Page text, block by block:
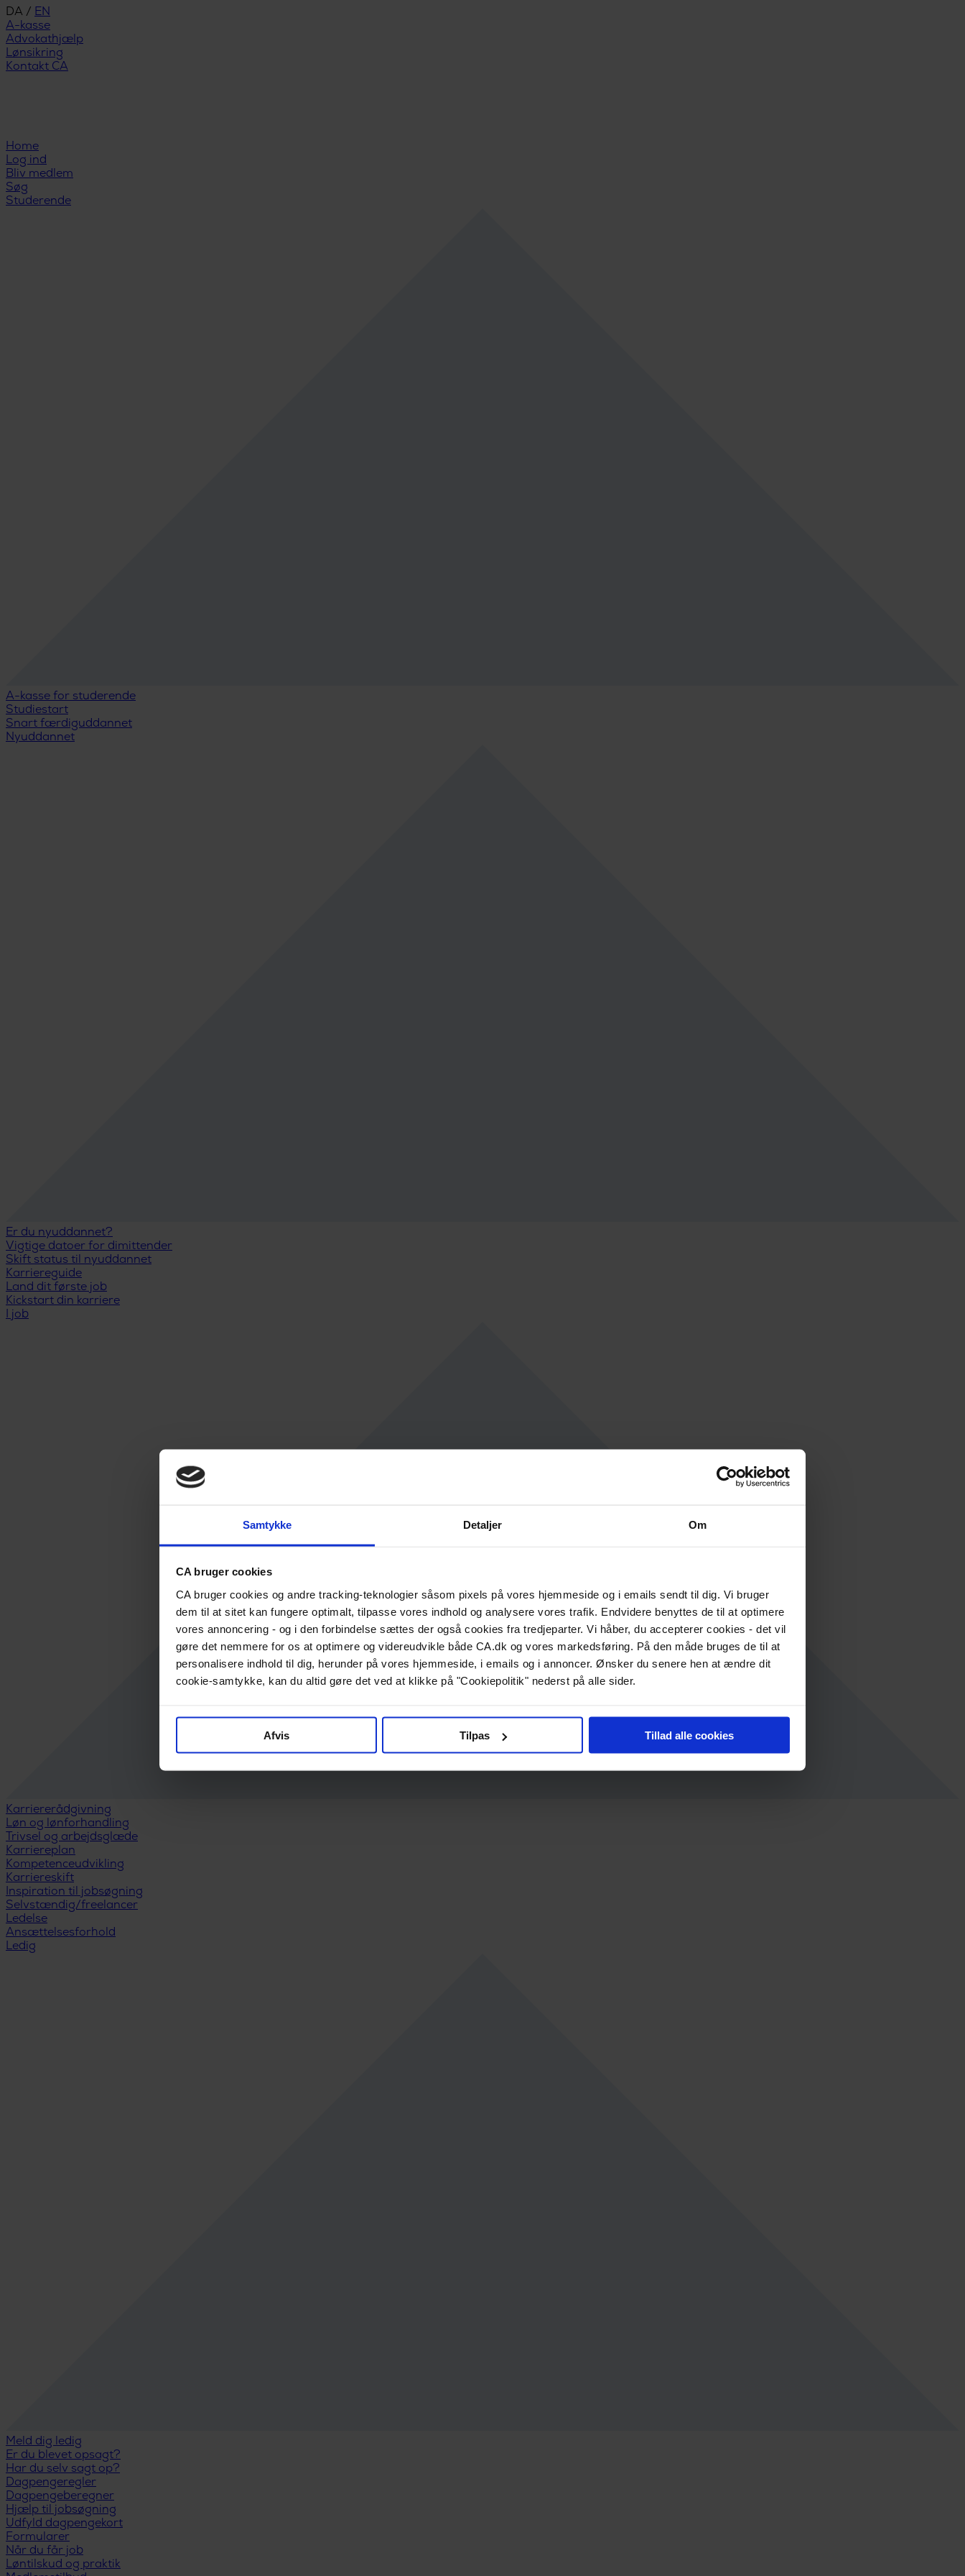
Samtykke Detaljer Om
CA bruger cookies
CA bruger cookies og andre tracking-teknologier såsom pixels på vores hjemmeside og i emails sendt til dig. Vi bruger
dem til at sitet kan fungere optimalt, tilpasse vores indhold og analysere vores trafik. Endvidere benyttes de til at optimere
vores annoncering - og i den forbindelse sættes der også cookies fra tredjeparter. Vi håber, du accepterer cookies - det vil
gøre det nemmere for os at optimere og videreudvikle både CA.dk og vores markedsføring. På den måde bruges de til at
personalisere indhold til dig, herunder på vores hjemmeside, i emails og i annoncer. Ønsker du senere hen at ændre dit
cookie-samtykke, kan du altid gøre det ved at klikke på "Cookiepolitik" nederst på alle sider.
Afvis Tilpas Tillad alle cookies
DA / EN
A-kasse
Advokathjælp
Lønsikring
Kontakt CA
Home
Log ind
Bliv medlem
Søg
Studerende
A-kasse for studerende
Studiestart
Snart færdiguddannet
Nyuddannet
Er du nyuddannet?
Vigtige datoer for dimittender
Skift status til nyuddannet
Karriereguide
Land dit første job
Kickstart din karriere
I job
Karriererådgivning
Løn og lønforhandling
Trivsel og arbejdsglæde
Karriereplan
Kompetenceudvikling
Karriereskift
Inspiration til jobsøgning
Selvstændig/freelancer
Ledelse
Ansættelsesforhold
Ledig
Meld dig ledig
Er du blevet opsagt?
Har du selv sagt op?
Dagpengeregler
Dagpengeberegner
Hjælp til jobsøgning
Udfyld dagpengekort
Formularer
Når du får job
Løntilskud og praktik